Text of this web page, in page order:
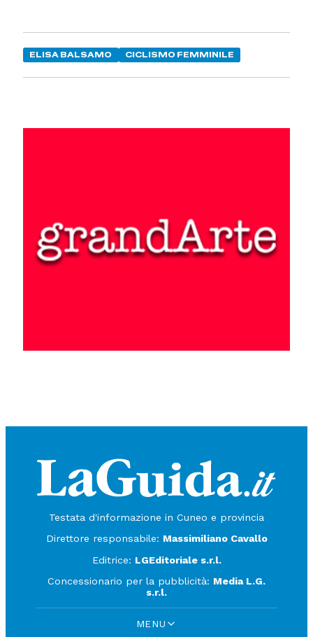
ELISA BALSAMO CICLISMO FEMMINILE
Testata d'informazione in Cuneo e provincia
Direttore responsabile: Massimiliano Cavallo
Editrice: LGEditoriale s.r.l.
Concessionario per la pubblicità: Media L.G.
s.r.l.
MENU